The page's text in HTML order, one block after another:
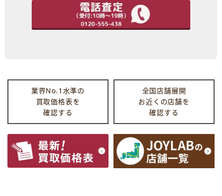
業界No.1水準の
買取価格表を
確認する
全国店舗展開
お近くの店舗を
確認する